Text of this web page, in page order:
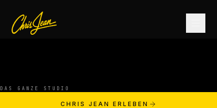
DAS GANZE STUDIO
CHRIS JEAN ERLEBEN